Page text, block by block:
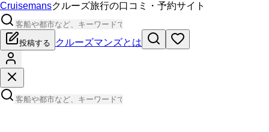
Cruisemansクルーズ旅行の口コミ・予約サイト
投稿する クルーズマンズとは